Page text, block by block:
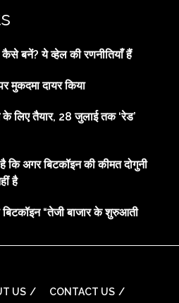
बनें? ये व्हेल की रणनीतियाँ हैं
मुकदमा दायर किया
के लिए तैयार, 28 जुलाई तक ‘रेड’
कि अगर बिटकॉइन की कीमत दोगुनी
है
बिटकॉइन “तेजी बाजार के शुरुआती
US CONTACT US